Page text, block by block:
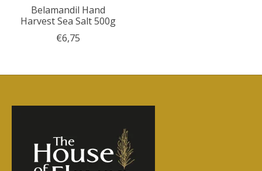
Belamandil Hand
Harvest Sea Salt 500g
€6,75